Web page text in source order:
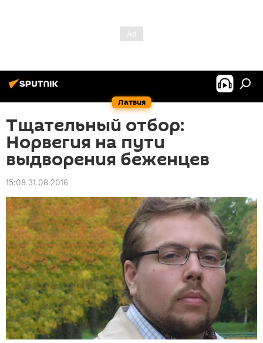
Латвия
Тщательный отбор:
Норвегия на пути
выдворения беженцев
15:08 31.08.2016